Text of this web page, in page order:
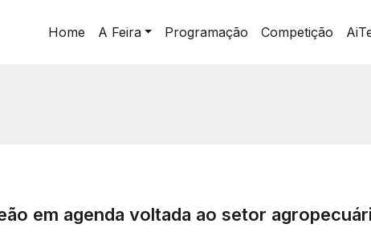
Home A Feira Programação Competição
em agenda voltada ao setor